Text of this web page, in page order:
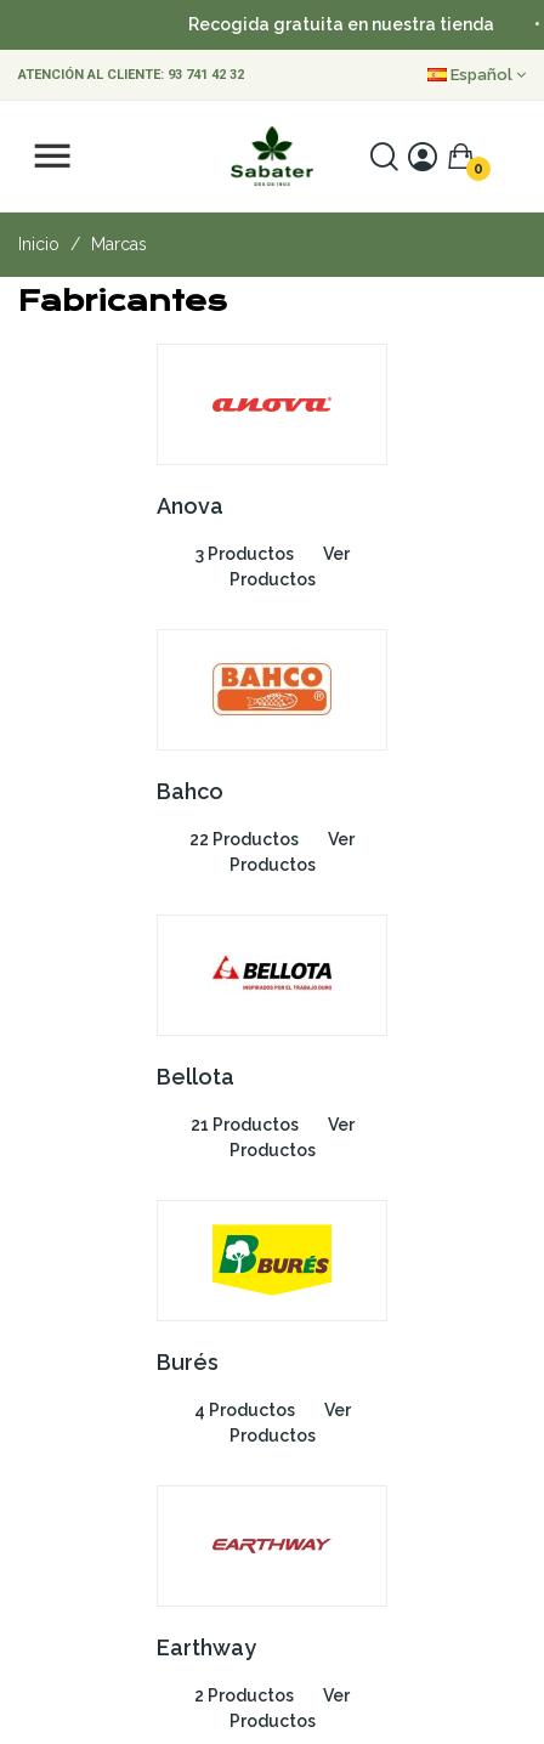
Recogida gratuita en nuestra tienda
ATENCIÓN AL CLIENTE: 93 741 42 32 Español
0
Inicio Marcas
Fabricantes
Anova
3 Productos
Ver
Productos
Bahco
22 Productos
Ver
Productos
Bellota
21 Productos
Ver
Productos
Burés
4 Productos
Ver
Productos
Earthway
2 Productos
Ver
Productos